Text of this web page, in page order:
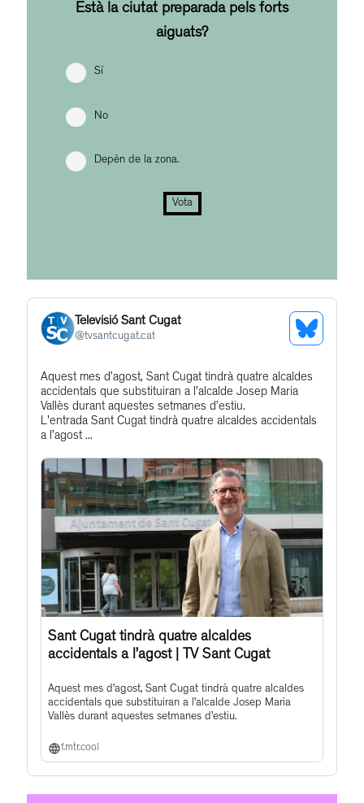
Està la ciutat preparada pels forts
aiguats?
Sí
No
Depèn de la zona.
Vota
Televisió Sant Cugat
@tvsantcugat.cat
See
Profile
Get
to
this
post
Aquest mes d’agost, Sant Cugat tindrà quatre alcaldes
accidentals que substituiran a l’alcalde Josep Maria
Vallès durant aquestes setmanes d’estiu.
L'entrada Sant Cugat tindrà quatre alcaldes accidentals
a l’agost ...
Sant Cugat tindrà quatre alcaldes
accidentals a l’agost | TV Sant Cugat
Aquest mes d’agost, Sant Cugat tindrà quatre alcaldes
accidentals que substituiran a l’alcalde Josep Maria
Vallès durant aquestes setmanes d’estiu.
f.mtr.cool